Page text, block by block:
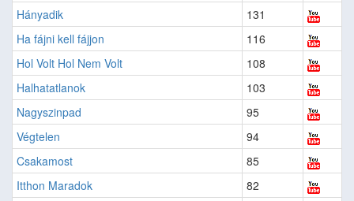
Hányadik
131
Ha fájni kell fájjon
116
Hol Volt Hol Nem Volt
108
Halhatatlanok
103
Nagyszinpad
95
Végtelen
94
Csakamost
85
Itthon Maradok
82